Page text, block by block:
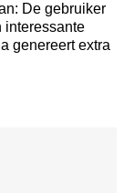
De gebruiker
interessante
genereert extra